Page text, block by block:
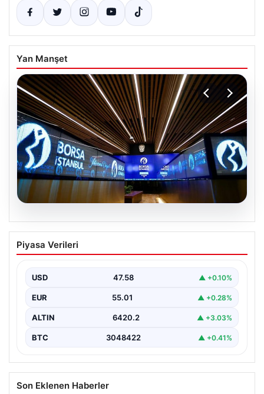
Yan Manşet
05.08.2026
Yatırım araçlarının haftalık performansı
nasıl oldu?
Piyasa Verileri
USD 47.58 ▲ +0.10%
EUR 55.01 ▲ +0.28%
ALTIN 6420.2 ▲ +3.03%
BTC 3048422 ▲ +0.41%
Son Eklenen Haberler